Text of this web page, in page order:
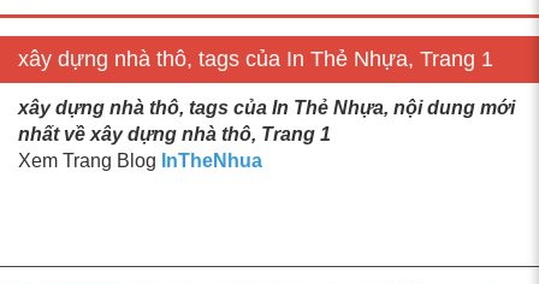
xây dựng nhà thô, tags của In Thẻ Nhựa, Trang 1
xây dựng nhà thô, tags của In Thẻ Nhựa, nội dung mới
nhất về xây dựng nhà thô, Trang 1
Xem Trang Blog InTheNhua